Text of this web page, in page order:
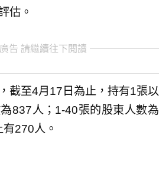
估。
告 請繼續往下閱讀
截至4月17日為止，持有1張以
837人；1-40張的股東人數為
270人。